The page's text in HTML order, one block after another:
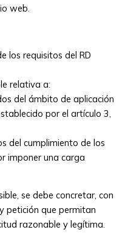
web.
los requisitos del RD
relativa a:
del ámbito de aplicación
por el artículo 3,
del cumplimiento de los
imponer una carga
se debe concretar, con
petición que permitan
razonable y legítima.